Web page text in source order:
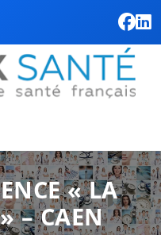
« LA
– CAEN